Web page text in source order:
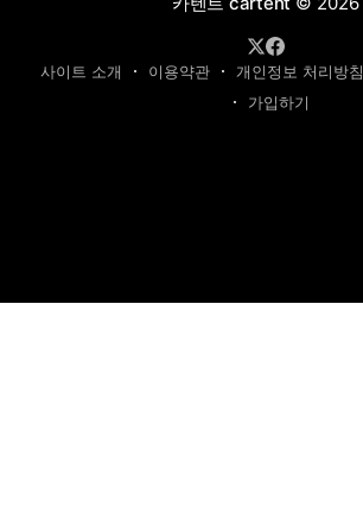
사이트 소개 이용약관 개인정보 처리방침
가입하기